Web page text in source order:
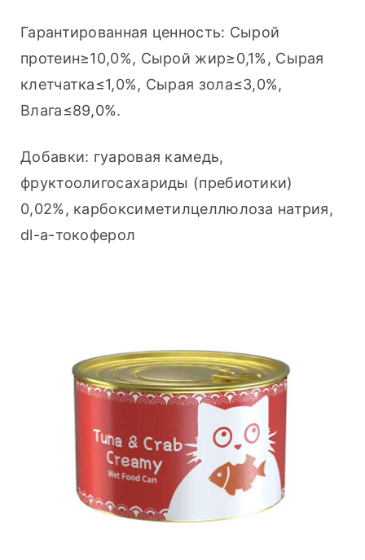
Гарантированная ценность: Сырой
протеин≥10,0%, Сырой жир≥0,1%, Сырая
клетчатка≤1,0%, Сырая зола≤3,0%,
Влага≤89,0%.
Добавки: гуаровая камедь,
фруктоолигосахариды (пребиотики)
0,02%, карбоксиметилцеллюлоза натрия,
dl-a-токоферол